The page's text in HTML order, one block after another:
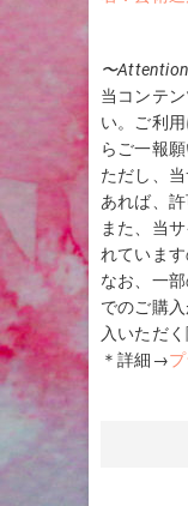
〜
当コンテ
い。ご利
らご一報願
ただし、
あれば、許
また、当
れています
なお、一
でのご購
入いただ
＊詳細→